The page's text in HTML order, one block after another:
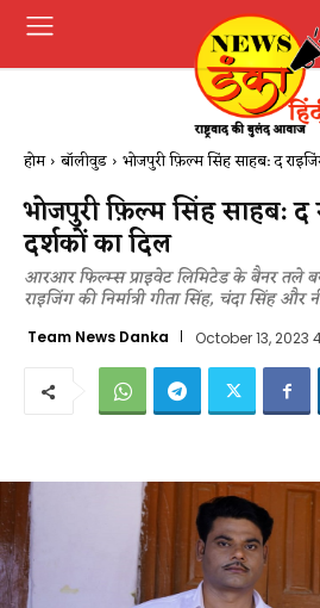
होम बॉलीवुड भोजपुरी फ़िल्म सिंह साहब: द
भोजपुरी फ़िल्म सिंह साहब: द
दर्शकों का दिल
आरआर फिल्म्स प्राइवेट लिमिटेड के बैनर तले
राइजिंग की निर्मात्री गीता सिंह, चंदा सिंह और
Team News Danka October 13, 2023